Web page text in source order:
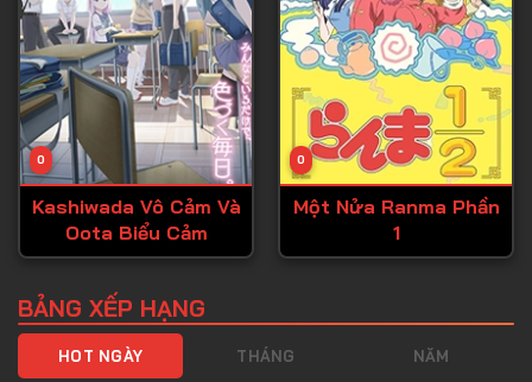
Tập 44
Tập 45
Tập 46
Tập 47
Tập 49
0
Kashiwada Vô Cảm Và
Oota Biểu Cảm
0
Một Nửa Ranma Phần
1
BẢNG XẾP HẠNG
HOT NGÀY THÁNG NĂM